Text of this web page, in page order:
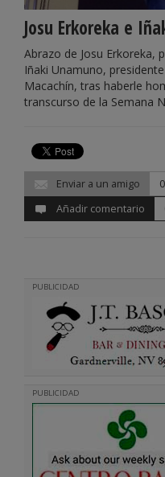
Josu Erkoreka e
Abrazo de Josu Erkoreka,
Iñaki Unamuno,
Macachín, tras haberle
transcurso de la Semana
Enviar a un amigo
0
Añadir comentario
PUBLICIDAD
PUBLICIDAD